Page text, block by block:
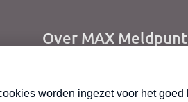
Over MAX Meldpunt